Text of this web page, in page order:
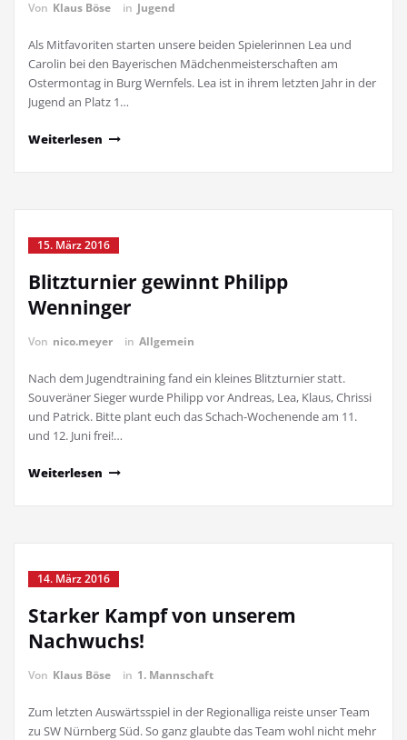
Von Klaus Böse in Jugend
Als Mitfavoriten starten unsere beiden Spielerinnen Lea und
Carolin bei den Bayerischen Mädchenmeisterschaften am
Ostermontag in Burg Wernfels. Lea ist in ihrem letzten Jahr in der
Jugend an Platz 1…
Weiterlesen
15. März 2016
Blitzturnier gewinnt Philipp
Wenninger
Von nico.meyer in Allgemein
Nach dem Jugendtraining fand ein kleines Blitzturnier statt.
Souveräner Sieger wurde Philipp vor Andreas, Lea, Klaus, Chrissi
und Patrick. Bitte plant euch das Schach-Wochenende am 11.
und 12. Juni frei!…
Weiterlesen
14. März 2016
Starker Kampf von unserem
Nachwuchs!
Von Klaus Böse in 1. Mannschaft
Zum letzten Auswärtsspiel in der Regionalliga reiste unser Team
zu SW Nürnberg Süd. So ganz glaubte das Team wohl nicht mehr